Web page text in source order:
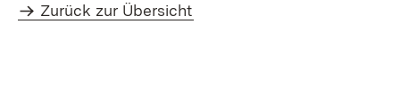
Zurück zur Übersicht